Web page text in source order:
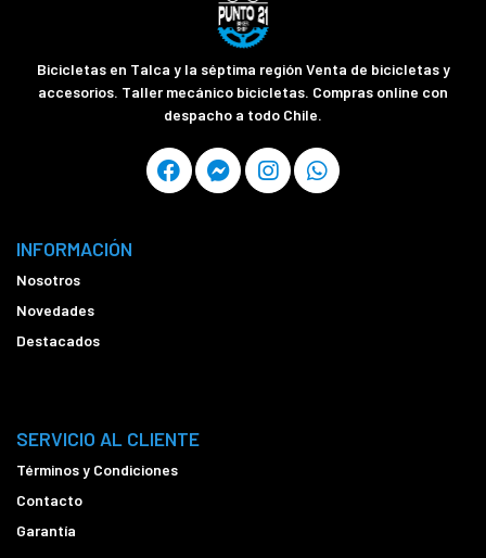
Bicicletas en Talca y la séptima región Venta de bicicletas y
accesorios. Taller mecánico bicicletas. Compras online con
despacho a todo Chile.
INFORMACIÓN
Nosotros
Novedades
Destacados
SERVICIO AL CLIENTE
Términos y Condiciones
Contacto
Garantía